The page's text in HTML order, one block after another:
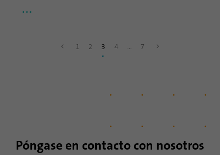
1 2 3 4 ... 7
Póngase en contacto con nosotros